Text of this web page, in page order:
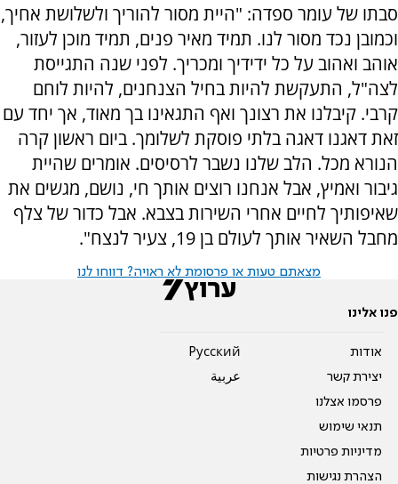
סבתו של עומר ספדה: "היית מסור להוריך ולשלושת אחיך,
וכמובן נכד מסור לנו. תמיד מאיר פנים, תמיד מוכן לעזור,
אוהב ואהוב על כל ידידיך ומכריך. לפני שנה התגייסת
לצה"ל, התעקשת להיות בחיל הצנחנים, להיות לוחם
קרבי. קיבלנו את רצונך ואף התגאינו בך מאוד, אך יחד עם
זאת דאגנו דאגה בלתי פוסקת לשלומך. ביום ראשון קרה
הנורא מכל. הלב שלנו נשבר לרסיסים. אומרים שהיית
גיבור ואמיץ, אבל אנחנו רוצים אותך חי, נושם, מגשים את
שאיפותיך לחיים אחרי השירות בצבא. אבל כדור של צלף
מחבל השאיר אותך לעולם בן 19, צעיר לנצח".
מצאתם טעות או פרסומת לא ראויה? דווחו לנו
פנו אלינו
אודות
יצירת קשר
פרסמו אצלנו
תנאי שימוש
מדיניות פרטיות
הצהרת נגישות
Pусский
عربية